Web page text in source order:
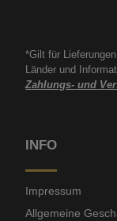
*Gilt für
Länder und
Zahlungs- und
INFO
Impressum
Allgemeine